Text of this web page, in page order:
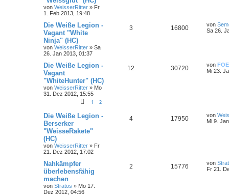
von WeisserRitter » Fr
1. Feb 2013, 19:48
Die Weiße Legion -
Vagant "White
Ninja" (HC)
von WeisserRitter » Sa
26. Jan 2013, 01:37
3 16800 von
Sa 26.
Die Weiße Legion -
Vagant
"WhiteHunter" (HC)
von WeisserRitter » Mo
31. Dez 2012, 15:55
1 2
12 30720 von FOE
Mi 23.
Die Weiße Legion -
Berserker
"WeisseRakete"
(HC)
von WeisserRitter » Fr
21. Dez 2012, 17:02
4 17950 von
Mi 9.
Nahkämpfer
überlebensfähig
machen
von Stratos » Mo 17.
Dez 2012, 04:56
2 15776 von
Fr 21.